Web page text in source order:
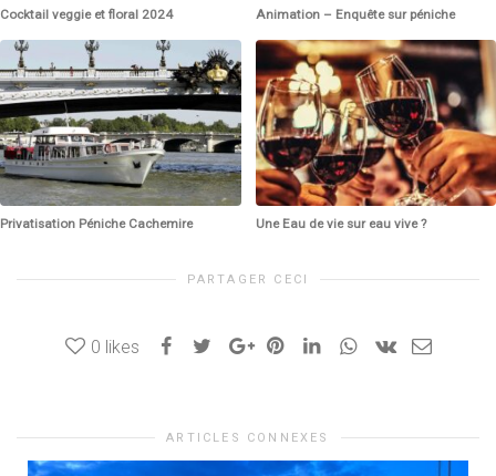
Cocktail veggie et floral 2024 Animation – Enquête sur péniche
Privatisation Péniche Cachemire Une Eau de vie sur eau vive ?
PARTAGER CECI
0 likes
ARTICLES CONNEXES